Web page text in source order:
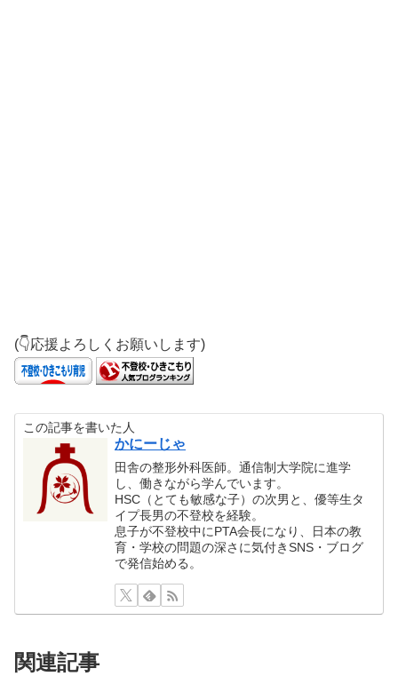
(👇応援よろしくお願いします)
この記事を書いた人
かにーじゃ
田舎の整形外科医師。通信制大学院に進学
し、働きながら学んでいます。
HSC（とても敏感な子）の次男と、優等生タ
イプ長男の不登校を経験。
息子が不登校中にPTA会長になり、日本の教
育・学校の問題の深さに気付きSNS・ブログ
で発信始める。
関連記事